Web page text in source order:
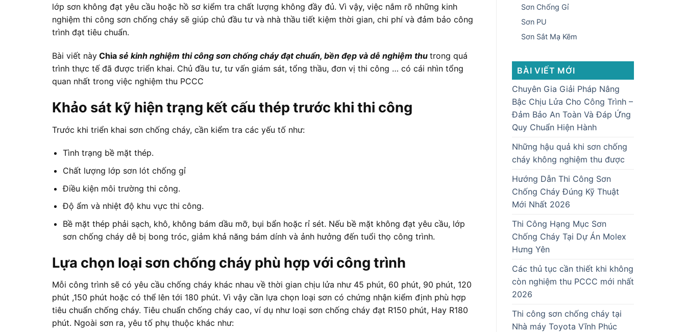
lớp sơn không đạt yêu cầu hoặc hồ sơ kiểm tra chất lượng không đầy đủ. Vì vậy, việc nắm rõ những kinh
nghiệm thi công sơn chống cháy sẽ giúp chủ đầu tư và nhà thầu tiết kiệm thời gian, chi phí và đảm bảo công
trình đạt tiêu chuẩn.
Bài viết này Chia sẻ kinh nghiệm thi công sơn chống cháy đạt chuẩn, bền đẹp và dễ nghiệm thu trong quá
trình thực tế đã được triển khai. Chủ đầu tư, tư vấn giám sát, tổng thầu, đơn vị thi công … có cái nhìn tổng
quan nhất trong việc nghiệm thu PCCC
Khảo sát kỹ hiện trạng kết cấu thép trước khi thi công
Trước khi triển khai sơn chống cháy, cần kiểm tra các yếu tố như:
Tình trạng bề mặt thép.
Chất lượng lớp sơn lót chống gỉ
Điều kiện môi trường thi công.
Độ ẩm và nhiệt độ khu vực thi công.
Bề mặt thép phải sạch, khô, không bám dầu mỡ, bụi bẩn hoặc rỉ sét. Nếu bề mặt không đạt yêu cầu, lớp
sơn chống cháy dễ bị bong tróc, giảm khả năng bám dính và ảnh hưởng đến tuổi thọ công trình.
Lựa chọn loại sơn chống cháy phù hợp với công trình
Mỗi công trình sẽ có yêu cầu chống cháy khác nhau về thời gian chịu lửa như 45 phút, 60 phút, 90 phút, 120
phút ,150 phút hoặc có thể lên tới 180 phút. Vì vậy cần lựa chọn loại sơn có chứng nhận kiểm định phù hợp
tiêu chuẩn chống cháy. Tiêu chuẩn chống cháy cao, ví dụ như loại sơn chống cháy đạt R150 phút, Hay R180
phút. Ngoài sơn ra, yêu tố phụ thuộc khác như:
Sơn Chống Gỉ
Sơn PU
Sơn Sắt Mạ Kẽm
BÀI VIẾT MỚI
Chuyên Gia Giải Pháp Nâng
Bậc Chịu Lửa Cho Công Trình –
Đảm Bảo An Toàn Và Đáp Ứng
Quy Chuẩn Hiện Hành
Những hậu quả khi sơn chống
cháy không nghiệm thu được
Hướng Dẫn Thi Công Sơn
Chống Cháy Đúng Kỹ Thuật
Mới Nhất 2026
Thi Công Hạng Mục Sơn
Chống Cháy Tại Dự Án Molex
Hưng Yên
Các thủ tục cần thiết khi không
còn nghiệm thu PCCC mới nhất
2026
Thi công sơn chống cháy tại
Nhà máy Toyota Vĩnh Phúc